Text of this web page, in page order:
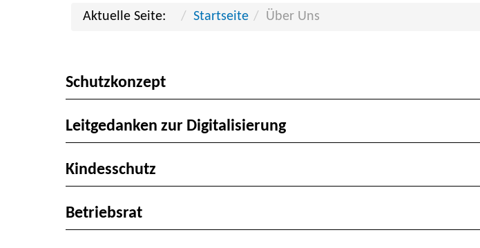
Aktuelle Seite: Startseite Über Uns
Schutzkonzept
Leitgedanken zur Digitalisierung
Kindesschutz
Betriebsrat